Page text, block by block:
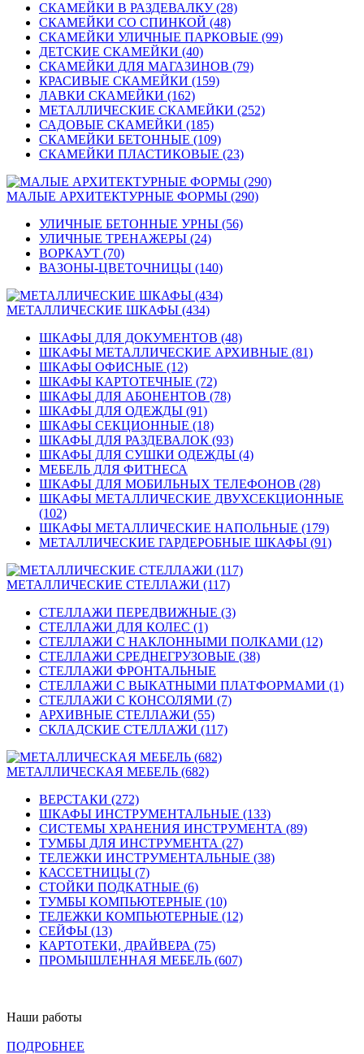
СКАМЕЙКИ В РАЗДЕВАЛКУ (28)
СКАМЕЙКИ СО СПИНКОЙ (48)
СКАМЕЙКИ УЛИЧНЫЕ ПАРКОВЫЕ (99)
ДЕТСКИЕ СКАМЕЙКИ (40)
СКАМЕЙКИ ДЛЯ МАГАЗИНОВ (79)
КРАСИВЫЕ СКАМЕЙКИ (159)
ЛАВКИ СКАМЕЙКИ (162)
МЕТАЛЛИЧЕСКИЕ СКАМЕЙКИ (252)
САДОВЫЕ СКАМЕЙКИ (185)
СКАМЕЙКИ БЕТОННЫЕ (109)
СКАМЕЙКИ ПЛАСТИКОВЫЕ (23)
МАЛЫЕ АРХИТЕКТУРНЫЕ ФОРМЫ (290)
УЛИЧНЫЕ БЕТОННЫЕ УРНЫ (56)
УЛИЧНЫЕ ТРЕНАЖЕРЫ (24)
ВОРКАУТ (70)
ВАЗОНЫ-ЦВЕТОЧНИЦЫ (140)
МЕТАЛЛИЧЕСКИЕ ШКАФЫ (434)
ШКАФЫ ДЛЯ ДОКУМЕНТОВ (48)
ШКАФЫ МЕТАЛЛИЧЕСКИЕ АРХИВНЫЕ (81)
ШКАФЫ ОФИСНЫЕ (12)
ШКАФЫ КАРТОТЕЧНЫЕ (72)
ШКАФЫ ДЛЯ АБОНЕНТОВ (78)
ШКАФЫ ДЛЯ ОДЕЖДЫ (91)
ШКАФЫ СЕКЦИОННЫЕ (18)
ШКАФЫ ДЛЯ РАЗДЕВАЛОК (93)
ШКАФЫ ДЛЯ СУШКИ ОДЕЖДЫ (4)
МЕБЕЛЬ ДЛЯ ФИТНЕСА
ШКАФЫ ДЛЯ МОБИЛЬНЫХ ТЕЛЕФОНОВ (28)
ШКАФЫ МЕТАЛЛИЧЕСКИЕ ДВУХСЕКЦИОННЫЕ
(102)
ШКАФЫ МЕТАЛЛИЧЕСКИЕ НАПОЛЬНЫЕ (179)
МЕТАЛЛИЧЕСКИЕ ГАРДЕРОБНЫЕ ШКАФЫ (91)
МЕТАЛЛИЧЕСКИЕ СТЕЛЛАЖИ (117)
СТЕЛЛАЖИ ПЕРЕДВИЖНЫЕ (3)
СТЕЛЛАЖИ ДЛЯ КОЛЕС (1)
СТЕЛЛАЖИ С НАКЛОННЫМИ ПОЛКАМИ (12)
СТЕЛЛАЖИ СРЕДНЕГРУЗОВЫЕ (38)
СТЕЛЛАЖИ ФРОНТАЛЬНЫЕ
СТЕЛЛАЖИ С ВЫКАТНЫМИ ПЛАТФОРМАМИ (1)
СТЕЛЛАЖИ С КОНСОЛЯМИ (7)
АРХИВНЫЕ СТЕЛЛАЖИ (55)
СКЛАДСКИЕ СТЕЛЛАЖИ (117)
МЕТАЛЛИЧЕСКАЯ МЕБЕЛЬ (682)
ВЕРСТАКИ (272)
ШКАФЫ ИНСТРУМЕНТАЛЬНЫЕ (133)
СИСТЕМЫ ХРАНЕНИЯ ИНСТРУМЕНТА (89)
ТУМБЫ ДЛЯ ИНСТРУМЕНТА (27)
ТЕЛЕЖКИ ИНСТРУМЕНТАЛЬНЫЕ (38)
КАССЕТНИЦЫ (7)
СТОЙКИ ПОДКАТНЫЕ (6)
ТУМБЫ КОМПЬЮТЕРНЫЕ (10)
ТЕЛЕЖКИ КОМПЬЮТЕРНЫЕ (12)
СЕЙФЫ (13)
КАРТОТЕКИ, ДРАЙВЕРА (75)
ПРОМЫШЛЕННАЯ МЕБЕЛЬ (607)
Наши работы
ПОДРОБНЕЕ